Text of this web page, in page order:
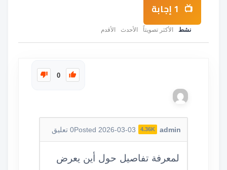
1إجابة
نشط الأكثر تصويتاً الأحدث الأقدم
0
admin
4.36K
Posted 2026-03-03
0 تعليق
لمعرفة تفاصيل حول أين يعرض